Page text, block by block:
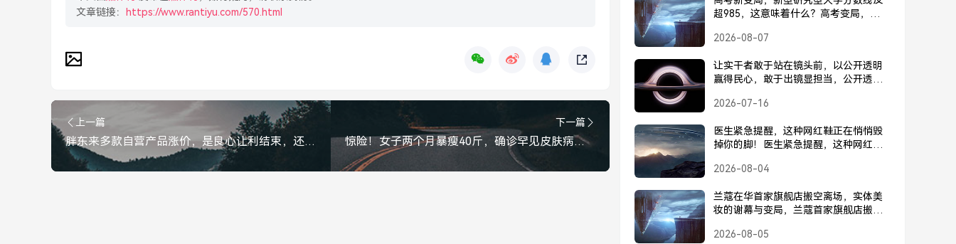
文章链接：
https://www.rantiyu.com/570.html
上一篇
胖东来多款自营产品涨价，是良心让利结束，还是成本使然？胖东来多款产品涨价，是良心让利结束，还是成本使然？
下一篇
惊险！女子两个月暴瘦40斤，确诊罕见皮肤病，医生，再晚来一步后果不堪设想，暴瘦40斤确诊罕见皮肤病！医生，再晚来一步后果不堪设想
超985，这意味着什么？高考变局，新型
信号？
2026-08-07
让实干者敢于站在镜头前，以公开透明
赢得民心，敢于出镜显担当，公开透明
2026-07-16
医生紧急提醒，这种网红鞋正在悄悄毁
掉你的脚！医生紧急提醒，这种网红鞋
2026-08-04
兰蔻在华首家旗舰店搬空离场，实体美
妆的谢幕与变局，兰蔻首家旗舰店搬空
2026-08-05